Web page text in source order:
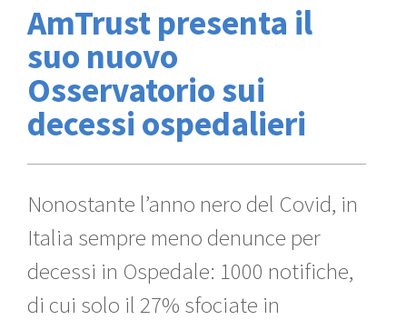
AmTrust presenta il
suo nuovo
Osservatorio sui
decessi ospedalieri
Nonostante l’anno nero del Covid, in
Italia sempre meno denunce per
decessi in Ospedale: 1000 notifiche,
di cui solo il 27% sfociate in